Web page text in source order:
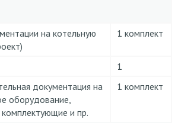
на котельную
1 комплект
1
документация на
оборудование,
и пр.
1 комплект